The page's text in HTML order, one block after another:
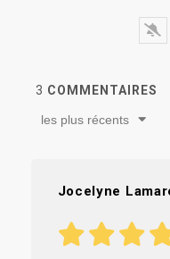
3 COMMENTAIRES
les plus récents
Jocelyne